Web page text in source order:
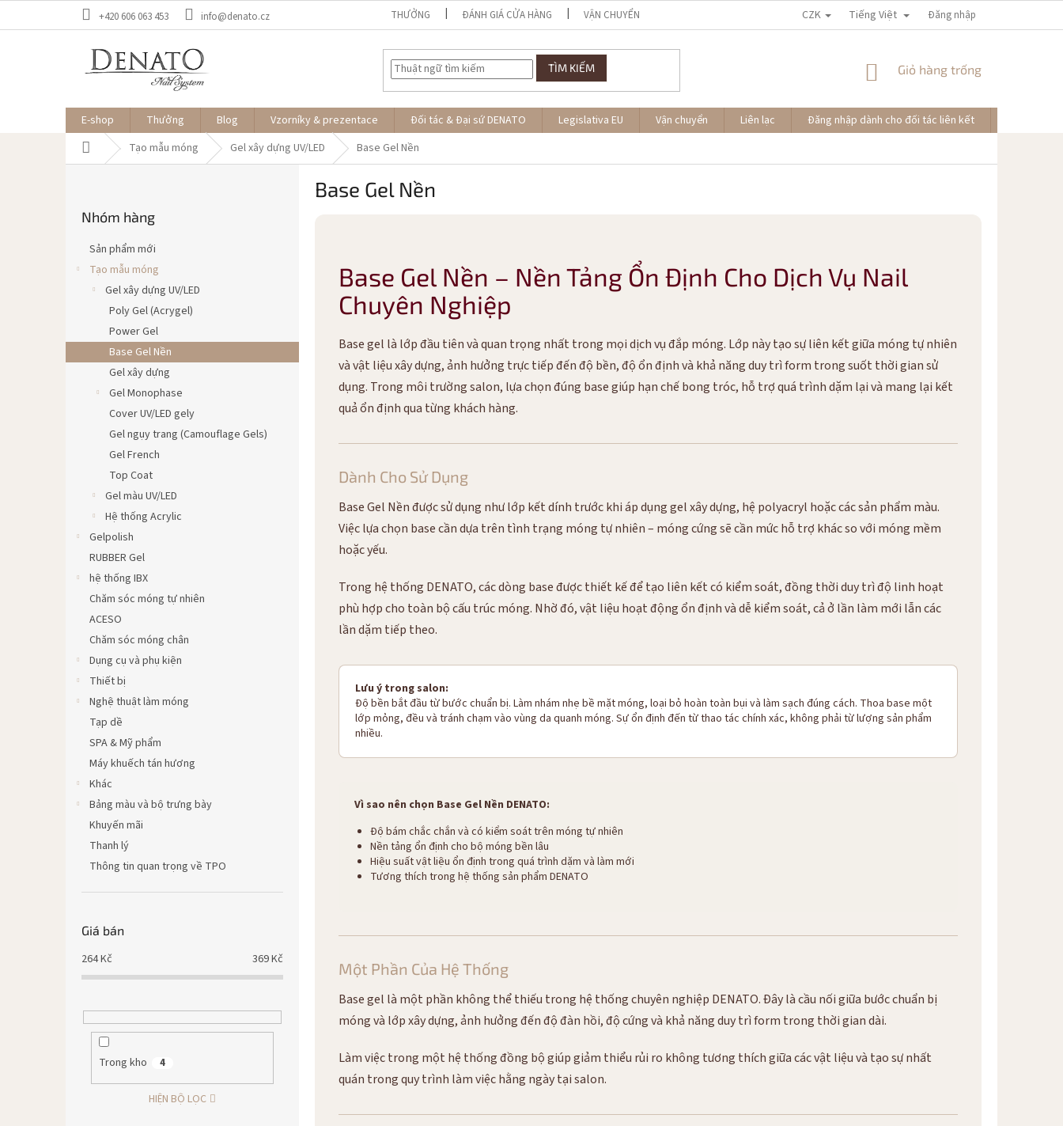
+420 606 063 453 info@denato.cz THƯỞNG ĐÁNH GIÁ CỬA HÀNG VẬN CHUYỂN CZK Tiếng Việt Đăng nhập
TÌM KIẾM
GIỎ
Giỏ hàng trống
E-shop Thưởng Blog Vzorníky & prezentace Đối tác & Đại sứ DENATO Legislativa EU Vận chuyển Liên lạc Đăng nhập dành cho đối tác liên kết
Trang
chủ
Tạo mẫu móng Gel xây dựng UV/LED Base Gel Nền
qua
mục
Nhóm hàng
Sản phẩm mới
Tạo mẫu móng
Gel xây dựng UV/LED
Poly Gel (Acrygel)
Power Gel
Base Gel Nền
Gel xây dựng
Gel Monophase
Cover UV/LED gely
Gel ngụy trang (Camouflage Gels)
Gel French
Top Coat
Gel màu UV/LED
Hệ thống Acrylic
Gelpolish
RUBBER Gel
hệ thống IBX
Chăm sóc móng tự nhiên
ACESO
Chăm sóc móng chân
Dụng cụ và phụ kiện
Thiết bị
Nghệ thuật làm móng
Tạp dề
SPA & Mỹ phẩm
Máy khuếch tán hương
Khác
Bảng màu và bộ trưng bày
Khuyến mãi
Thanh lý
Thông tin quan trọng về TPO
Giá bán
264Kč 369Kč
Trong kho 4
HIỆN BỘ LỌC
Base Gel Nền
Base Gel Nền – Nền Tảng Ổn Định Cho Dịch Vụ Nail
Chuyên Nghiệp
Base gel là lớp đầu tiên và quan trọng nhất trong mọi dịch vụ đắp móng. Lớp này tạo sự liên kết giữa móng tự nhiên
và vật liệu xây dựng, ảnh hưởng trực tiếp đến độ bền, độ ổn định và khả năng duy trì form trong suốt thời gian sử
dụng. Trong môi trường salon, lựa chọn đúng base giúp hạn chế bong tróc, hỗ trợ quá trình dặm lại và mang lại kết
quả ổn định qua từng khách hàng.
Dành Cho Sử Dụng
Base Gel Nền được sử dụng như lớp kết dính trước khi áp dụng gel xây dựng, hệ polyacryl hoặc các sản phẩm màu.
Việc lựa chọn base cần dựa trên tình trạng móng tự nhiên – móng cứng sẽ cần mức hỗ trợ khác so với móng mềm
hoặc yếu.
Trong hệ thống DENATO, các dòng base được thiết kế để tạo liên kết có kiểm soát, đồng thời duy trì độ linh hoạt
phù hợp cho toàn bộ cấu trúc móng. Nhờ đó, vật liệu hoạt động ổn định và dễ kiểm soát, cả ở lần làm mới lẫn các
lần dặm tiếp theo.
Lưu ý trong salon:
Độ bền bắt đầu từ bước chuẩn bị. Làm nhám nhẹ bề mặt móng, loại bỏ hoàn toàn bụi và làm sạch đúng cách. Thoa base một
lớp mỏng, đều và tránh chạm vào vùng da quanh móng. Sự ổn định đến từ thao tác chính xác, không phải từ lượng sản phẩm
nhiều.
Vì sao nên chọn Base Gel Nền DENATO:
Độ bám chắc chắn và có kiểm soát trên móng tự nhiên
Nền tảng ổn định cho bộ móng bền lâu
Hiệu suất vật liệu ổn định trong quá trình dặm và làm mới
Tương thích trong hệ thống sản phẩm DENATO
Một Phần Của Hệ Thống
Base gel là một phần không thể thiếu trong hệ thống chuyên nghiệp DENATO. Đây là cầu nối giữa bước chuẩn bị
móng và lớp xây dựng, ảnh hưởng đến độ đàn hồi, độ cứng và khả năng duy trì form trong thời gian dài.
Làm việc trong một hệ thống đồng bộ giúp giảm thiểu rủi ro không tương thích giữa các vật liệu và tạo sự nhất
quán trong quy trình làm việc hằng ngày tại salon.